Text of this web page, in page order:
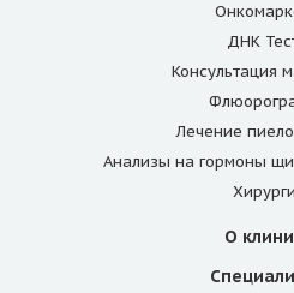
ДНК
Консультация
Лечение
Анализы на гормоны
О